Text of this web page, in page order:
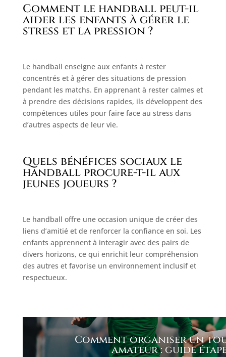
Comment le handball peut-il
aider les enfants à gérer le
stress et la pression ?
Le handball enseigne aux enfants à rester
concentrés et à gérer des situations de pression
pendant les matchs. En apprenant à rester calmes et
à prendre des décisions rapides, ils développent des
compétences utiles pour faire face au stress dans
d’autres aspects de leur vie.
Quels bénéfices sociaux le
handball procure-t-il aux
jeunes joueurs ?
Le handball offre une occasion unique de créer des
liens d’amitié et de renforcer la confiance en soi. Les
enfants apprennent à interagir avec des pairs de
divers horizons, ce qui enrichit leur compréhension
des autres et favorise un environnement inclusif et
respectueux.
Comment organiser un
amateur : guide